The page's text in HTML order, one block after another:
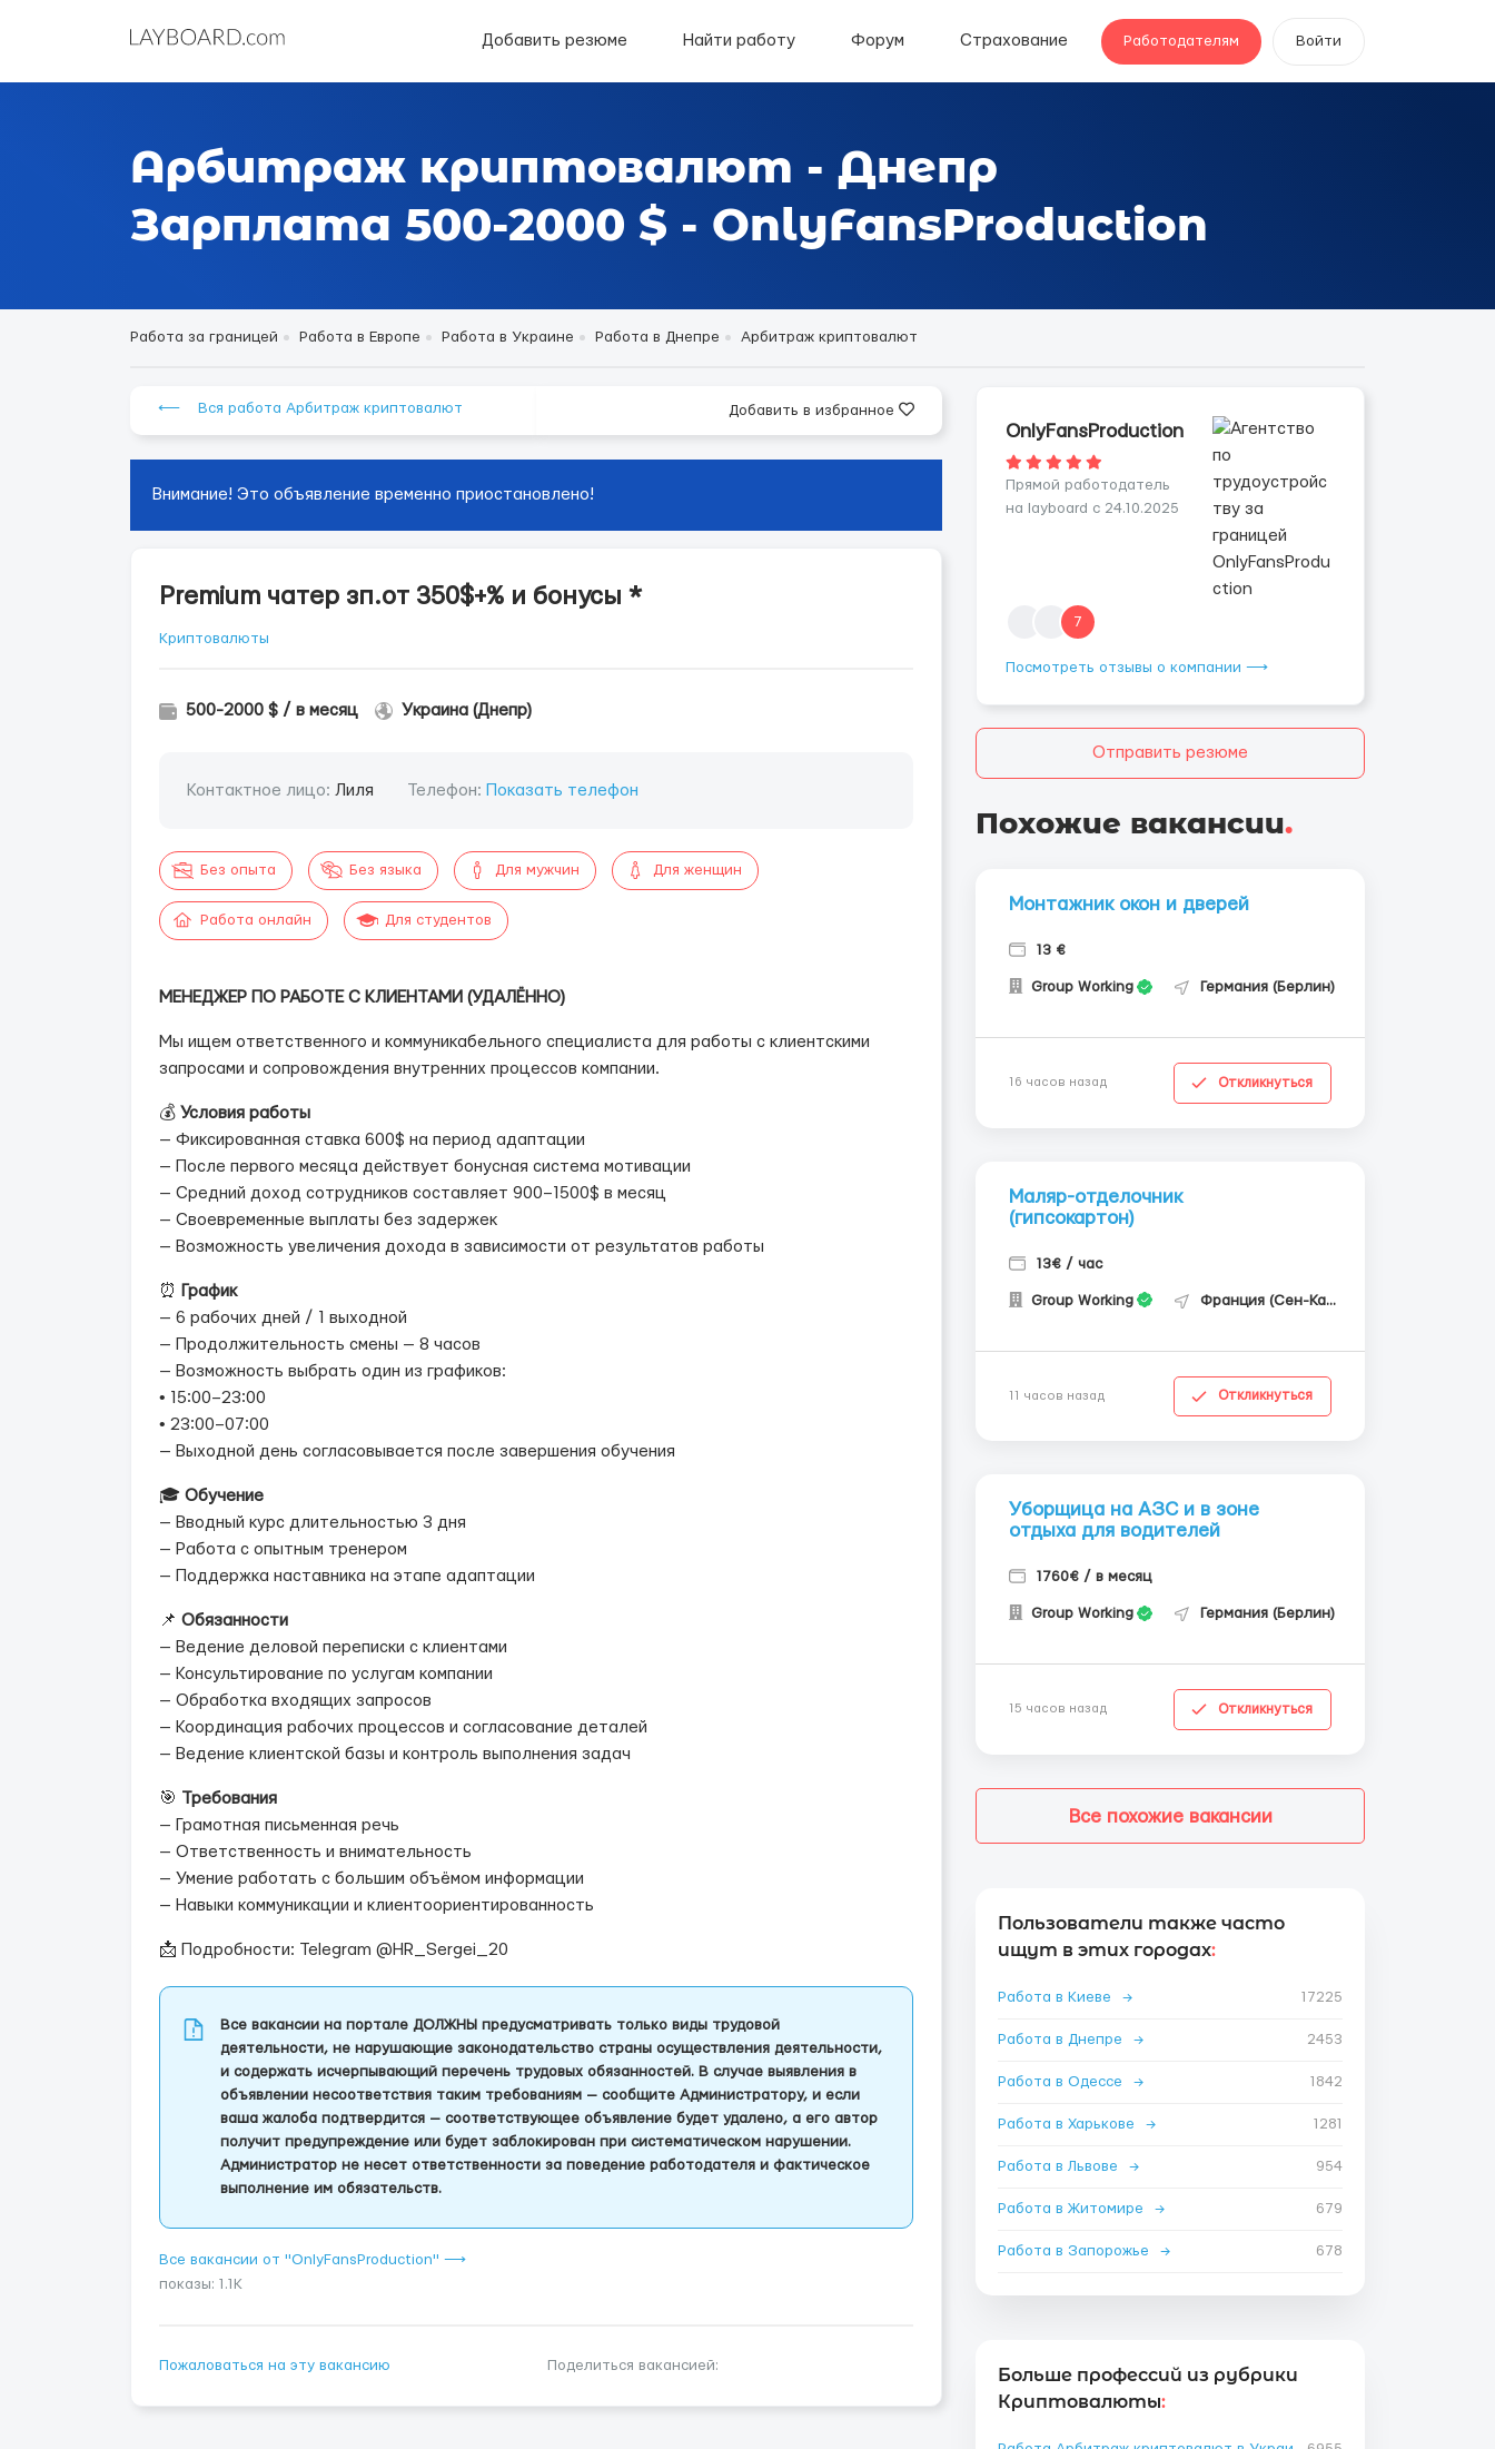
Добавить резюме Найти работу Форум Страхование Работодателям Войти
Арбитраж криптовалют - Днепр
Зарплата 500-2000 $ - OnlyFansProduction
Работа за границей Работа в Европе Работа в Украине Работа в Днепре Арбитраж криптовалют
⟵ Вся работа Арбитраж криптовалют Добавить в избранное
Внимание! Это объявление временно приостановлено!
Рremium чатер зп.от 350$+% и бонусы *
Криптовалюты
500-2000 $ / в месяц Украина (Днепр)
Контактное лицо: Лиля Телефон: Показать телефон
Без опыта Без языка Для мужчин Для женщин
Работа онлайн Для студентов
МЕНЕДЖЕР ПО РАБОТЕ С КЛИЕНТАМИ (УДАЛЁННО)
Мы ищем ответственного и коммуникабельного специалиста для работы с клиентскими
запросами и сопровождения внутренних процессов компании.
💰 Условия работы
— Фиксированная ставка 600$ на период адаптации
— После первого месяца действует бонусная система мотивации
— Средний доход сотрудников составляет 900–1500$ в месяц
— Своевременные выплаты без задержек
— Возможность увеличения дохода в зависимости от результатов работы
⏰
График
— 6 рабочих дней / 1 выходной
— Продолжительность смены — 8 часов
— Возможность выбрать один из графиков:
• 15:00–23:00
• 23:00–07:00
— Выходной день согласовывается после завершения обучения
🎓 Обучение
— Вводный курс длительностью 3 дня
— Работа с опытным тренером
— Поддержка наставника на этапе адаптации
📌 Обязанности
— Ведение деловой переписки с клиентами
— Консультирование по услугам компании
— Обработка входящих запросов
— Координация рабочих процессов и согласование деталей
— Ведение клиентской базы и контроль выполнения задач
🎯
Требования
— Грамотная письменная речь
— Ответственность и внимательность
— Умение работать с большим объёмом информации
— Навыки коммуникации и клиентоориентированность
📩 Подробности: Telegram @HR_Sergei_20
Все вакансии на портале ДОЛЖНЫ предусматривать только виды трудовой
деятельности, не нарушающие законодательство страны осуществления деятельности,
и содержать исчерпывающий перечень трудовых обязанностей. В случае выявления в
объявлении несоответствия таким требованиям — сообщите Администратору, и если
ваша жалоба подтвердится — соответствующее объявление будет удалено, а его автор
получит предупреждение или будет заблокирован при систематическом нарушении.
Администратор не несет ответственности за поведение работодателя и фактическое
выполнение им обязательств.
Все вакансии от "OnlyFansProduction" ⟶
показы: 1.1K
Пожаловаться на эту вакансию Поделиться вакансией:
OnlyFansProduction
Прямой работодатель
на layboard с 24.10.2025
7
Посмотреть отзывы о компании ⟶
Отправить резюме
Похожие вакансии.
Монтажник окон и дверей
13 €
Group Working Германия (Берлин)
16 часов назад Откликнуться
Маляр-отделочник
(гипсокартон)
13€ / час
Group Working Франция (Сен-Кантен)
11 часов назад Откликнуться
Уборщица на АЗС и в зоне
отдыха для водителей
1760€ / в месяц
Group Working Германия (Берлин)
15 часов назад Откликнуться
Все похожие вакансии
Пользователи также часто
ищут в этих городах:
Работа в Киеве → 17225
Работа в Днепре → 2453
Работа в Одессе → 1842
Работа в Харькове → 1281
Работа в Львове → 954
Работа в Житомире → 679
Работа в Запорожье → 678
Больше профессий из рубрики
Криптовалюты: